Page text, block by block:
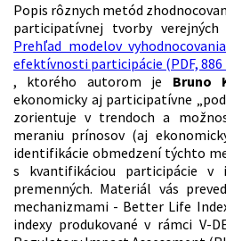
Popis rôznych metód
participatívnej tvorby
Prehľad modelov
efektívnosti participácie (PDF, 886
, ktorého autorom je Bruno
ekonomicky aj participatívne
zorientuje v trendoch a
meraniu prínosov (aj
identifikácie obmedzení týchto
s kvantifikáciou participácie v
premenných. Materiál vás
mechanizmami - Better Life
indexy produkované v rámci V-